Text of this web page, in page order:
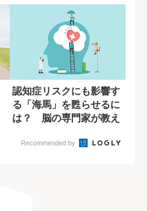
認知症リスクにも影響す
る「海馬」を甦らせるに
は？ 脳の専門家が教え
Recommended by